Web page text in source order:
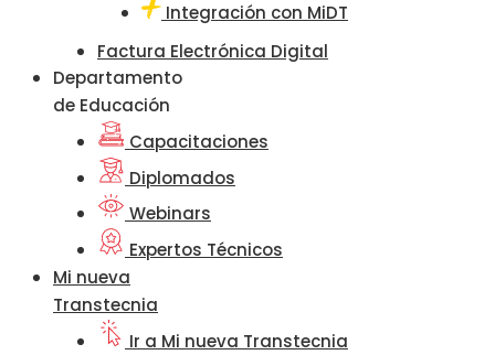
Integración con MiDT
Factura Electrónica Digital
Departamento
de Educación
Capacitaciones
Diplomados
Webinars
Expertos Técnicos
Mi nueva
Transtecnia
Ir a Mi nueva Transtecnia